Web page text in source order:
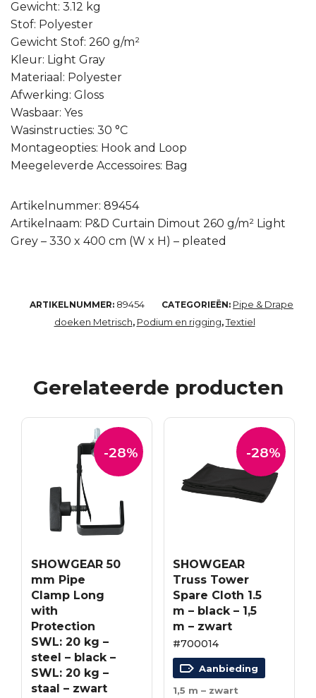
Gewicht: 3.12 kg
Stof: Polyester
Gewicht Stof: 260 g/m²
Kleur: Light Gray
Materiaal: Polyester
Afwerking: Gloss
Wasbaar: Yes
Wasinstructies: 30 °C
Montageopties: Hook and Loop
Meegeleverde Accessoires: Bag
Artikelnummer: 89454
Artikelnaam: P&D Curtain Dimout 260 g/m² Light
Grey – 330 x 400 cm (W x H) – pleated
ARTIKELNUMMER: 89454 CATEGORIEËN: Pipe & Drape
doeken Metrisch, Podium en rigging,Textiel
Gerelateerde producten
-28%
SHOWGEAR 50
mm Pipe
Clamp Long
with
Protection
SWL: 20 kg –
steel – black –
SWL: 20 kg –
staal – zwart
-28%
SHOWGEAR
Truss Tower
Spare Cloth 1.5
m – black – 1,5
m – zwart
#700014
Aanbieding
1,5 m – zwart